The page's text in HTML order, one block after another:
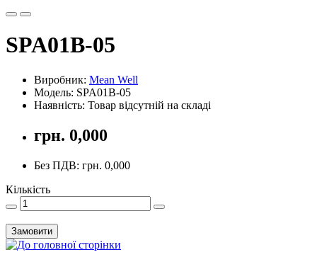
SPA01B-05
Виробник: Mean Well
Модель: SPA01B-05
Наявність: Товар відсутній на складі
грн. 0,000
Без ПДВ: грн. 0,000
Кількість
Замовити